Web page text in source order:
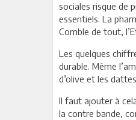
sociales risque de
essentiels. La
Comble de tout,
Les quelques
durable. Même
d’olive et les
Il faut ajouter à
la contre bande,